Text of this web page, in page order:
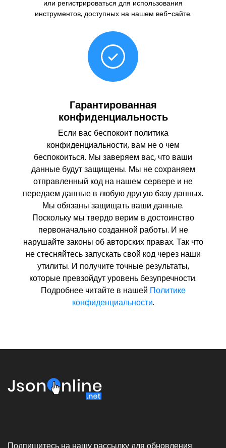
или регистрироваться для использования
инструментов, доступных на нашем веб-сайте.
Гарантированная
конфиденциальность
Если вас беспокоит политика
конфиденциальности, вам не о чем
беспокоиться. Мы заверяем вас, что ваши
данные будут защищены. Мы не сохраняем
отправленный код на нашем сервере и не
передаем данные в любую другую базу данных.
Мы обязаны защищать ваши данные.
Поскольку мы твердо верим в достоинство
первоначально созданной работы. И не
нарушайте законы об авторских правах. Так что
не стесняйтесь запускать свой код через наши
утилиты. И получите точные результаты,
которые превзойдут уровень безупречности.
Подробнее читайте в нашей Политике
конфиденциальности.